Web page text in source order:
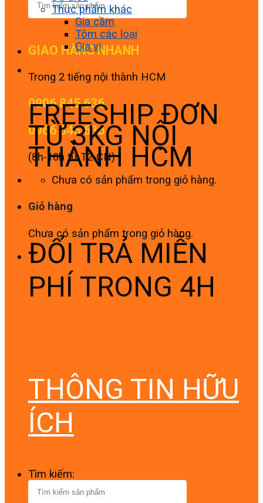
GIAO HÀNG NHANH
Trong 2 tiếng nội thành HCM
0906 845 636
0966 845 636
(8h-18h từ T2-CN)
Chưa có sản phẩm trong giỏ hàng.
Giỏ hàng
Chưa có sản phẩm trong giỏ hàng.
Thực phẩm khác
Gia cầm
Tôm các loại
Gia vị
FREESHIP ĐƠN
TỪ 3KG NỘI
THÀNH HCM
ĐỔI TRẢ MIỄN
PHÍ TRONG 4H
THÔNG TIN HỮU
ÍCH
Tìm kiếm: